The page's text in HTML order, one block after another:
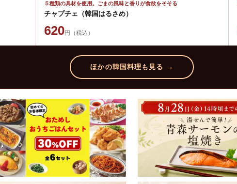
５種類の具材を使用。ごまの風味と香りが食欲をそそる
チャプチェ（韓国はるさめ）
620円（税込）
ほかの韓国料理も見る →